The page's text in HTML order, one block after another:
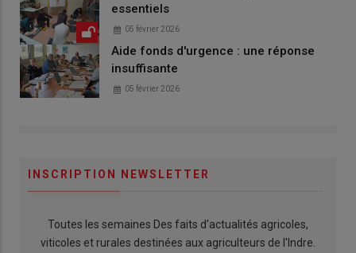
essentiels
05 février 2026
Aide fonds d'urgence : une réponse
insuffisante
05 février 2026
INSCRIPTION NEWSLETTER
Toutes les semaines Des faits d'actualités agricoles,
viticoles et rurales destinées aux agriculteurs de l'Indre.